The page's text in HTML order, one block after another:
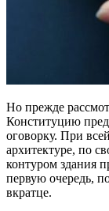
Но прежде
Конституцию
оговорку. При
архитектуре, по
контуром здания
первую очередь,
вкратце.